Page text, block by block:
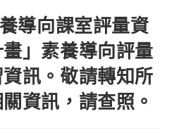
導向課室評量資
」素養導向評量
訊。敬請轉知所
資訊，請查照。